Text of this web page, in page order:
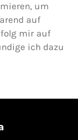
um
auf
folg mir auf
ich dazu